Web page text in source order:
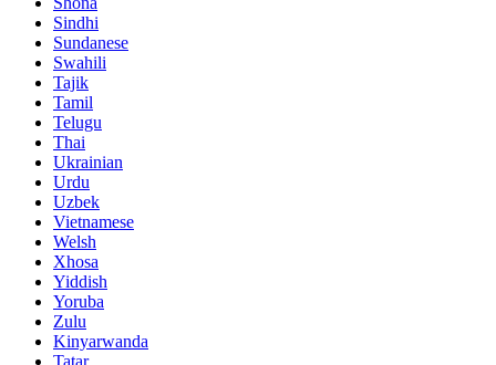
Sindhi
Sundanese
Swahili
Tajik
Tamil
Telugu
Thai
Ukrainian
Urdu
Uzbek
Vietnamese
Welsh
Xhosa
Yiddish
Yoruba
Zulu
Kinyarwanda
Tatar